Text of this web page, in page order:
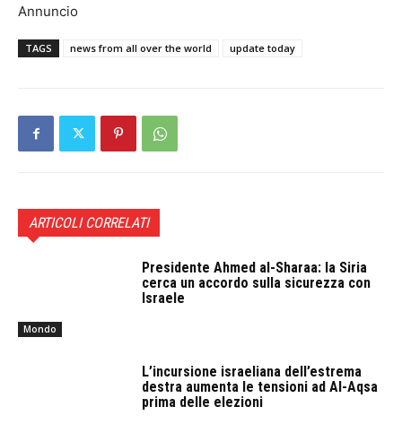
Annuncio
TAGS news from all over the world update today
ARTICOLI CORRELATI
Mondo
Presidente Ahmed al-Sharaa: la Siria
cerca un accordo sulla sicurezza con
Israele
L’incursione israeliana dell’estrema
destra aumenta le tensioni ad Al-Aqsa
prima delle elezioni